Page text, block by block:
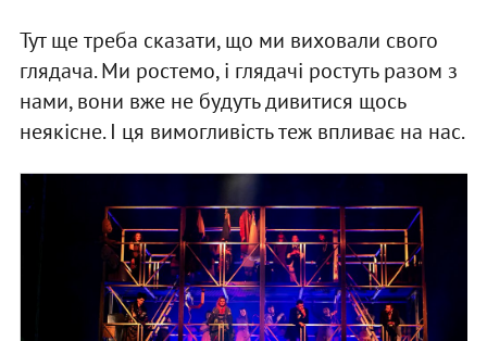
Тут ще треба сказати, що ми виховали свого
глядача. Ми ростемо, і глядачі ростуть разом з
нами, вони вже не будуть дивитися щось
неякісне. І ця вимогливість теж впливає на нас.